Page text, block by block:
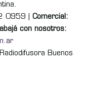
0959 | Comercial:
con nosotros:
Buenos